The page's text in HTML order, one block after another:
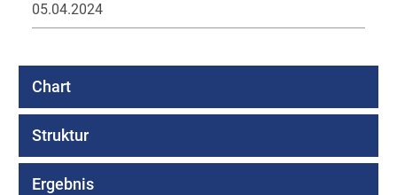
05.04.2024
Chart
Struktur
Ergebnis